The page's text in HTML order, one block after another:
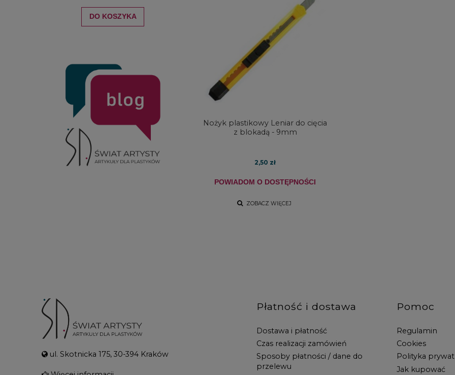
DO KOSZYKA
Nożyk plastikowy Leniar do cięcia
z blokadą - 9mm
2,50 zł
POWIADOM O DOSTĘPNOŚCI
ZOBACZ WIĘCEJ
ul. Skotnicka 175, 30-394 Kraków
Płatność i dostawa
Dostawa i płatność
Czas realizacji zamówień
Sposoby płatności / dane do
przelewu
Pomoc
Regulamin
Cookies
Polityka
Jak kupować